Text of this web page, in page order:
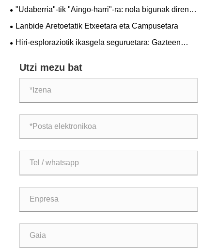
antsietatea" fakturazio errekorren atzean dagoena
"Udaberria"-tik "Aingo-harri"-ra: nola bigunak diren
salto-kutxak estandar global bilakatzen ari diren haurren
Lanbide Aretoetatik Etxeetara eta Campusetara
Hiri-esploraziotik ikasgela seguruetara: Gazteen
ekipamendu profesionalen merkatuan gora egin du
Utzi mezu bat